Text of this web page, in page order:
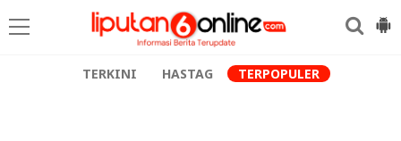
TERKINI HASTAG TERPOPULER